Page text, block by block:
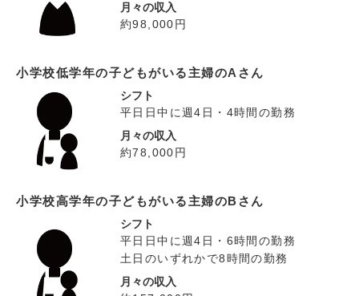
月々の収入
約98,000円
小学校低学年の子どもがいる主婦のAさん
シフト
平日日中に週4日・4時間の勤務
月々の収入
約78,000円
小学校高学年の子どもがいる主婦のBさん
シフト
平日日中に週4日・6時間の勤務
土日のいずれかで8時間の勤務
月々の収入